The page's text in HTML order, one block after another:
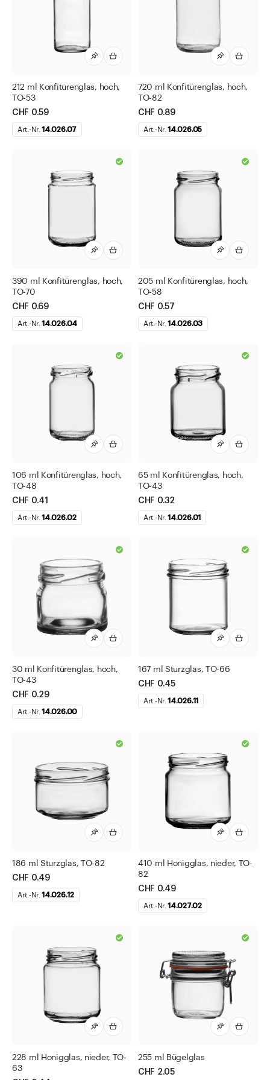
Tablette
Tinktur
Wein
Shop the Look
212 ml Konfitürenglas, hoch,
TO-53
CHF 0.59
Art.-Nr.14.026.07
720 ml Konfitürenglas, hoch,
TO-82
CHF 0.89
Art.-Nr.14.026.05
390 ml Konfitürenglas, hoch,
TO-70
CHF 0.69
Art.-Nr.14.026.04
205 ml Konfitürenglas, hoch,
TO-58
CHF 0.57
Art.-Nr.14.026.03
106 ml Konfitürenglas, hoch,
TO-48
CHF 0.41
Art.-Nr.14.026.02
65 ml Konfitürenglas, hoch,
TO-43
CHF 0.32
Art.-Nr.14.026.01
30 ml Konfitürenglas, hoch,
TO-43
CHF 0.29
Art.-Nr.14.026.00
167 ml Sturzglas, TO-66
CHF 0.45
Art.-Nr.14.026.11
186 ml Sturzglas, TO-82
CHF 0.49
Art.-Nr.14.026.12
410 ml Honigglas, nieder, TO-
82
CHF 0.49
Art.-Nr.14.027.02
228 ml Honigglas, nieder, TO-
63
255 ml Bügelglas
CHF 2.05